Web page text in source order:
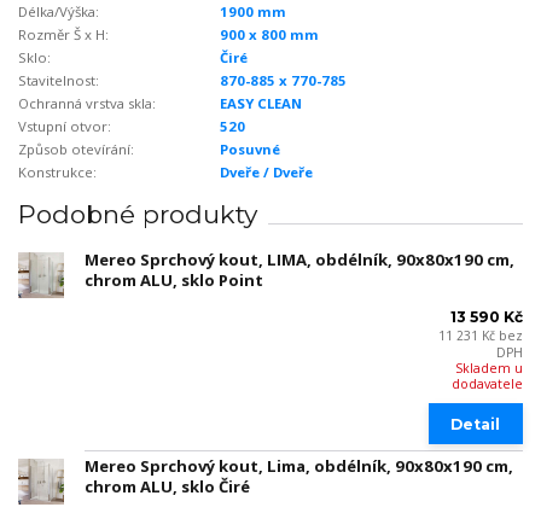
Délka/Výška:
1900 mm
Rozměr Š x H:
900 x 800 mm
Sklo:
Čiré
Stavitelnost:
870-885 x 770-785
Ochranná vrstva skla:
EASY CLEAN
Vstupní otvor:
520
Způsob otevírání:
Posuvné
Konstrukce:
Dveře / Dveře
Podobné produkty
Mereo Sprchový kout, LIMA, obdélník, 90x80x190 cm,
chrom ALU, sklo Point
13 590 Kč
11 231 Kč bez
DPH
Skladem u
dodavatele
Detail
Mereo Sprchový kout, Lima, obdélník, 90x80x190 cm,
chrom ALU, sklo Čiré